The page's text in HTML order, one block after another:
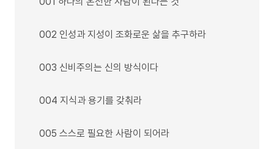
002 인성과 지성이 조화로운 삶을 추구하라
003 신비주의는 신의 방식이다
004 지식과 용기를 갖춰라
005 스스로 필요한 사람이 되어라